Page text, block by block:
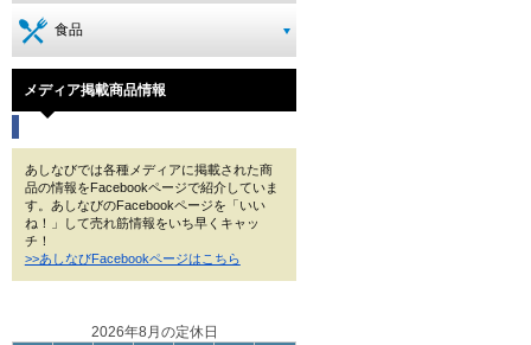
食品
メディア掲載商品情報
あしなびでは各種メディアに掲載された商
品の情報をFacebookページで紹介していま
す。あしなびのFacebookページを「いい
ね！」して売れ筋情報をいち早くキャッ
チ！
>>あしなびFacebookページはこちら
2026年8月の定休日